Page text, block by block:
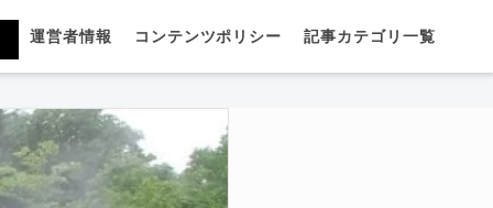
運営者情報 コンテンツポリシー 記事カテゴリ一覧